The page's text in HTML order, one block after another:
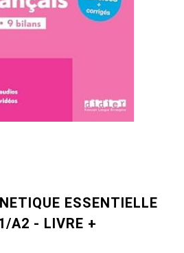
ESSENTIELLE
A2 - LIVRE +